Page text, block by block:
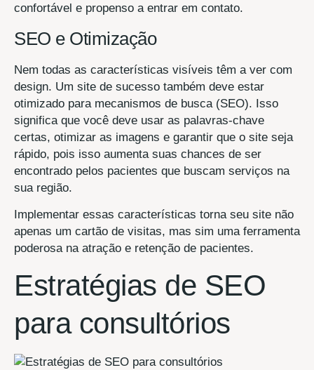
confortável e propenso a entrar em contato.
SEO e Otimização
Nem todas as características visíveis têm a ver com
design. Um site de sucesso também deve estar
otimizado para mecanismos de busca (SEO). Isso
significa que você deve usar as palavras-chave
certas, otimizar as imagens e garantir que o site seja
rápido, pois isso aumenta suas chances de ser
encontrado pelos pacientes que buscam serviços na
sua região.
Implementar essas características torna seu site não
apenas um cartão de visitas, mas sim uma ferramenta
poderosa na atração e retenção de pacientes.
Estratégias de SEO
para consultórios